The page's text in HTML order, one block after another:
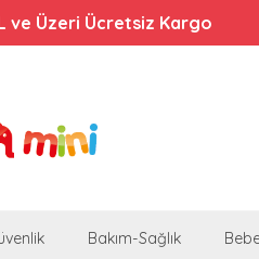
ve Üzeri Ücretsiz Kargo
Bakım-Sağlık